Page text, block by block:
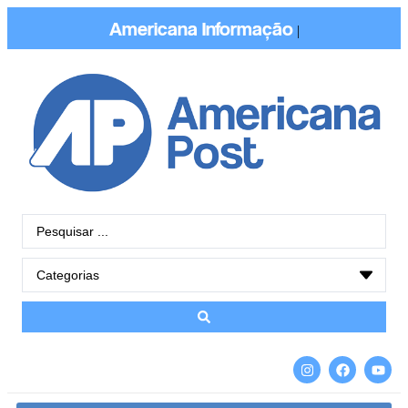
Americana Conectada |